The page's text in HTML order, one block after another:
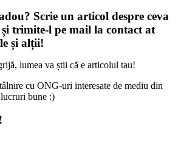
Scrie un articol despre ceva
trimite-l pe mail la contact at
și alții!
lumea va știi că e articolul tau!
cu ONG-uri interesate de mediu din
bune :)